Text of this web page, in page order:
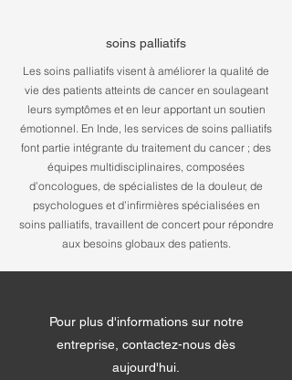
soins palliatifs
Les soins palliatifs visent à améliorer la qualité de
vie des patients atteints de cancer en soulageant
leurs symptômes et en leur apportant un soutien
émotionnel. En Inde, les services de soins palliatifs
font partie intégrante du traitement du cancer ; des
équipes multidisciplinaires, composées
d’oncologues, de spécialistes de la douleur, de
psychologues et d’infirmières spécialisées en
soins palliatifs, travaillent de concert pour répondre
aux besoins globaux des patients.
Pour plus d'informations sur notre
entreprise, contactez-nous dès
aujourd'hui.